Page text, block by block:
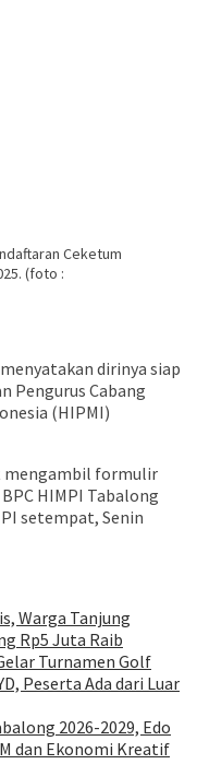
Ceketum
(foto :
dirinya siap
Pengurus Cabang
(HIPMI)
mengambil formulir
HIMPI Tabalong
setempat, Senin
Warga Tanjung
Rp5 Juta Raib
Turnamen Golf
Peserta Ada dari Luar
2026-2029, Edo
dan Ekonomi Kreatif